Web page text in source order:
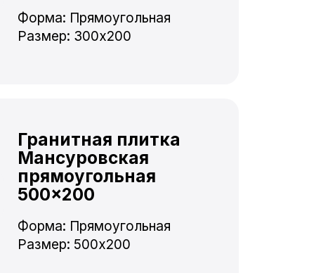
Форма: Прямоугольная
Размер: 300x200
Гранитная плитка
Мансуровская
прямоугольная
500×200
Форма: Прямоугольная
Размер: 500x200